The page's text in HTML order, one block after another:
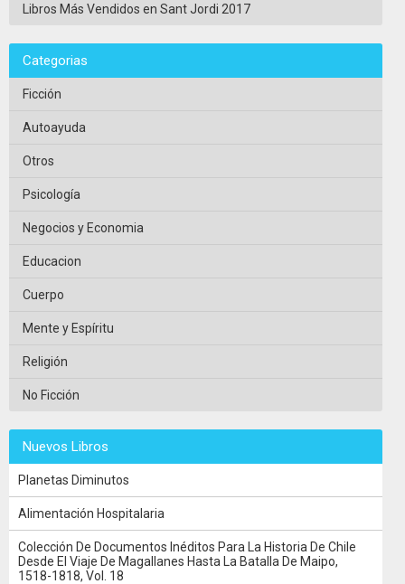
Libros Más Vendidos en Sant Jordi 2017
Categorias
Ficción
Autoayuda
Otros
Psicología
Negocios y Economia
Educacion
Cuerpo
Mente y Espíritu
Religión
No Ficción
Nuevos Libros
Planetas Diminutos
Alimentación Hospitalaria
Colección De Documentos Inéditos Para La Historia De Chile
Desde El Viaje De Magallanes Hasta La Batalla De Maipo,
1518-1818, Vol. 18